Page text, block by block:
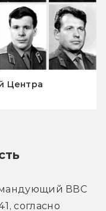
Центра
ВВС
согласно